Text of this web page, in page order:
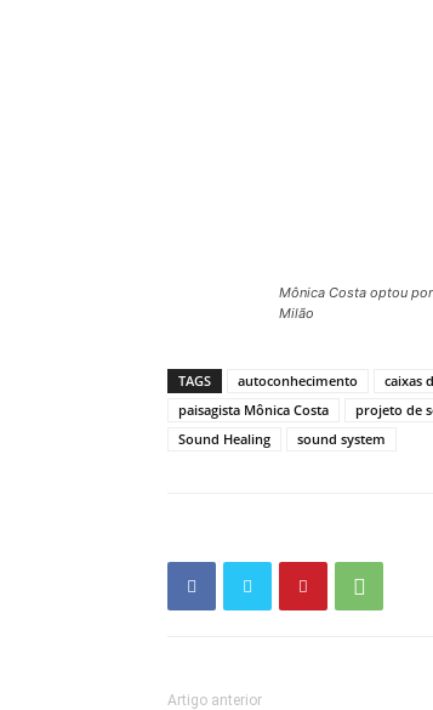
Mônica Costa optou
Milão
TAGS autoconhecimento caixas
paisagista Mônica Costa
projeto de
Sound Healing
sound system
Artigo anterior